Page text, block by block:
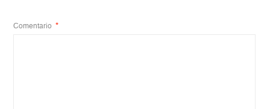
Comentario *